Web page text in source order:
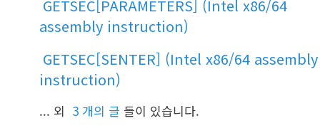
GETSEC[PARAMETERS] (Intel x86/64
assembly instruction)
GETSEC[SENTER] (Intel x86/64 assembly
instruction)
... 외 3 개의 글 들이 있습니다.